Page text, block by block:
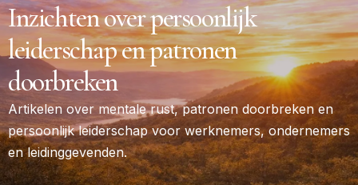
Inzichten over persoonlijk
leiderschap en patronen
doorbreken
Artikelen over mentale rust, patronen doorbreken en
persoonlijk leiderschap voor werknemers, ondernemers
en leidinggevenden.